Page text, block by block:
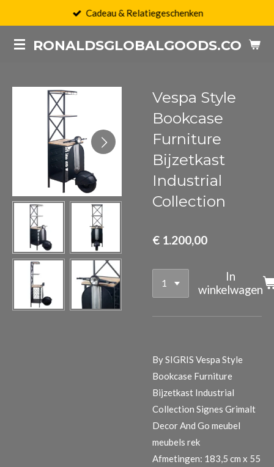
naar
RONALDSGLOBALGOODS.COM
Cadeau & Relatiegeschenken
Vespa Style
Bookcase
Furniture
Bijzetkast
Industrial
Collection
€ 1.200,00
In
winkelwagen
By SIGRIS Vespa Style
Bookcase Furniture
Bijzetkast Industrial
Collection Signes Grimalt
Decor And Go meubel
meubels rek
Afmetingen: 183,5 cm x 55